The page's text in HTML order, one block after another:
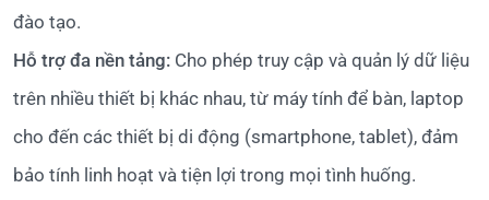
đào tạo.
Hỗ trợ đa nền tảng: Cho phép truy cập và quản lý dữ liệu
trên nhiều thiết bị khác nhau, từ máy tính để bàn, laptop
cho đến các thiết bị di động (smartphone, tablet), đảm
bảo tính linh hoạt và tiện lợi trong mọi tình huống.